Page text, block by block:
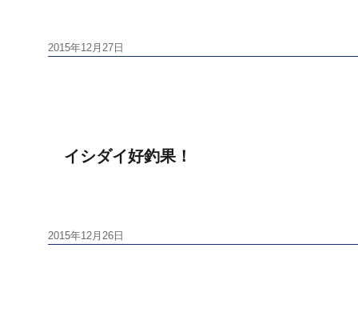
投
2015年12月27日
イシダイ好釣果！
投
2015年12月26日